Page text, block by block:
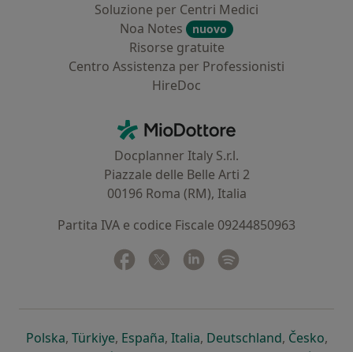
Soluzione per Centri Medici
Noa Notes
nuovo
Risorse gratuite
Centro Assistenza per Professionisti
HireDoc
MioDottore - Homepage
Docplanner Italy S.r.l.
Piazzale delle Belle Arti 2
00196 Roma (RM), Italia
Partita IVA e codice Fiscale 09244850963
Facebook
si apre in una nuova scheda
Twitter
si apre in una nuova scheda
Linkedin
si apre in una nuova
Polskasi apre in una nuova scheda
, Türkiyesi apre in una nuova scheda
, Españasi apre in una nuova scheda
, Italiasi apre in una nuova
, Deutschlandsi apre in
, Českosi
,